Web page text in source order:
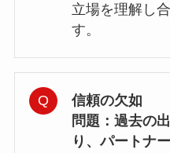
立場を理解し
す。
信頼の欠如
問題 ：過去の
り、パートナ